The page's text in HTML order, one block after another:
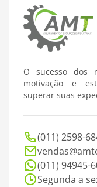
O sucesso dos
motivação e
superar suas
(011) 2598-
(011) 94945-
Segunda a